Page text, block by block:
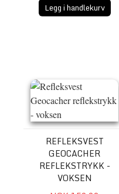
Legg i handlekurv
Refleksvest Geocacher
REFLEKSVEST
GEOCACHER
REFLEKSTRYKK -
VOKSEN